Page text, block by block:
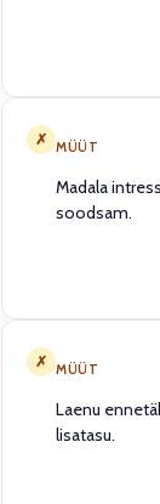
✗ MÜÜT
Madala
soodsam.
✗ MÜÜT
Laenu
lisatasu.